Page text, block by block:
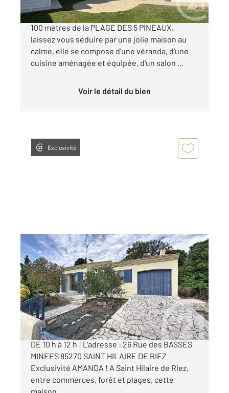
En exclusivité, SION SUR L'OCEAN à seulement
100 mètres de la PLAGE DES 5 PINEAUX,
laissez vous séduire par une jolie maison au
calme, elle se compose d'une véranda, d'une
cuisine aménagée et équipée, d'un salon ...
Voir le détail du bien
Exclusivité
ST HILAIRE DE RIEZ 85
76,09 m2, 4 pièces
Ref : 6076
Maison à vendre
285 000 €
VISITE LIBRE SANS RDV LE VENDREDI 14 AOUT
DE 10 h à 12 h ! L'adresse : 26 Rue des BASSES
MINEES 85270 SAINT HILAIRE DE RIEZ
Exclusivité AMANDA ! A Saint Hilaire de Riez,
entre commerces, forêt et plages, cette